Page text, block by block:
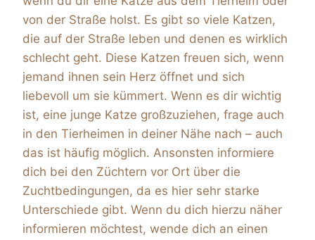
von der Straße holst. Es gibt so viele Katzen,
die auf der Straße leben und denen es wirklich
schlecht geht. Diese Katzen freuen sich, wenn
jemand ihnen sein Herz öffnet und sich
liebevoll um sie kümmert. Wenn es dir wichtig
ist, eine junge Katze großzuziehen, frage auch
in den Tierheimen in deiner Nähe nach – auch
das ist häufig möglich. Ansonsten informiere
dich bei den Züchtern vor Ort über die
Zuchtbedingungen, da es hier sehr starke
Unterschiede gibt. Wenn du dich hierzu näher
informieren möchtest, wende dich an einen